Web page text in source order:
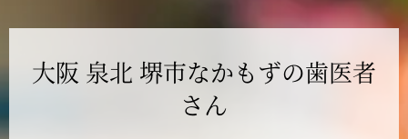
2024年9月
2024年8月
大阪 泉北 堺市なかもずの歯医者
さん